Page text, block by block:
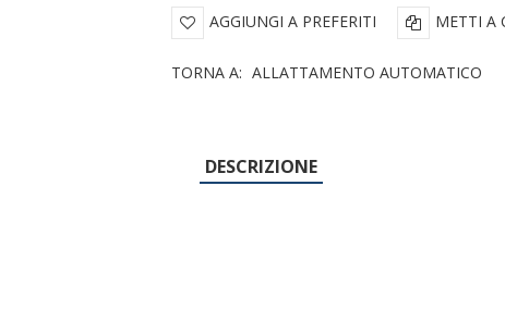
AGGIUNGI A PREFERITI METTI A
TORNA A: ALLATTAMENTO AUTOMATICO
DESCRIZIONE